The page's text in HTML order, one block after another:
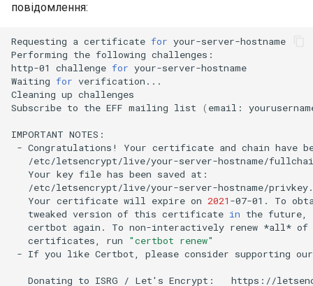
повідомлення:
Requesting a certificate for your-server-hostname
Performing the following challenges:
http-01
challenge for your-server-hostname
Waiting for verification...
Cleaning up challenges
Subscribe to the EFF mailing list ( email:
IMPORTANT
- Congratulations! Your certificate and chain have
Your key file has been saved
Your certificate will expire on 2021 -07-01. To
tweaked version of this certificate in the future,
certbot again. To non-interactively renew *all* of
certificates,
run
"certbot renew"
- If you like Certbot, please consider supporting our
Donating to ISRG / Let' s Encrypt: